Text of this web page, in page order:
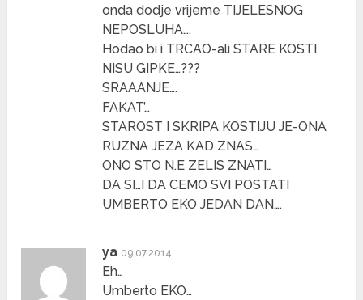
onda dodje vrijeme TIJELESNOG
NEPOSLUHA….
Hodao bi i TRCAO-ali STARE KOSTI
NISU GIPKE…???
SRAAANJE….
FAKAT’…
STAROST I SKRIPA KOSTIJU JE-ONA
RUZNA JEZA KAD ZNAS…
ONO STO N.E ZELIS ZNATI…
DA SI…I DA CEMO SVI POSTATI
UMBERTO EKO JEDAN DAN….
ya 09.07.2014
Eh…
Umberto EKO…